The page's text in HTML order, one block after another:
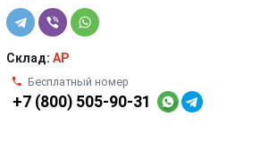
Склад: AP
Бесплатный номер
+7 (800) 505-90-31